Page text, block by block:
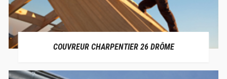
COUVREUR CHARPENTIER 26 DRÔME